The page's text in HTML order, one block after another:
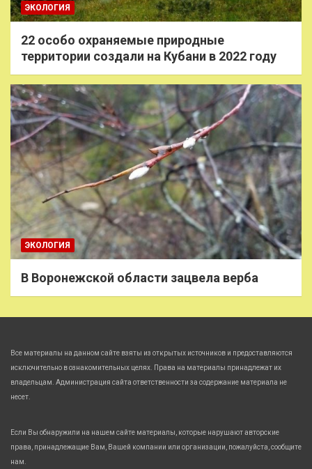
ЭКОЛОГИЯ
22 особо охраняемые природные
территории создали на Кубани в 2022 году
ЭКОЛОГИЯ
В Воронежской области зацвела верба
Все материалы на данном сайте взяты из открытых источников и предоставляются
исключительно в ознакомительных целях. Права на материалы принадлежат их
владельцам. Администрация сайта ответственности за содержание материала не
несет.
Если Вы обнаружили на нашем сайте материалы, которые нарушают авторские
права, принадлежащие Вам, Вашей компании или организации, пожалуйста, сообщите
нам.